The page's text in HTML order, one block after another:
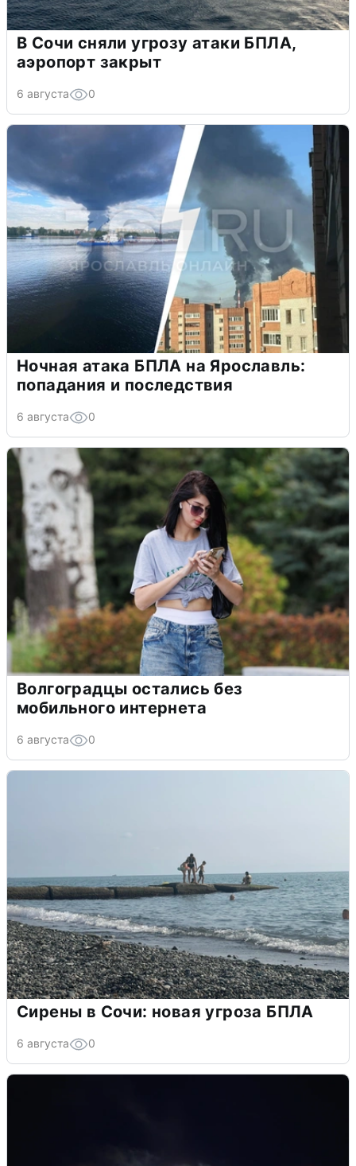
В Сочи сняли угрозу атаки БПЛА,
аэропорт закрыт
6 августа 0
Ночная атака БПЛА на Ярославль:
попадания и последствия
6 августа 0
Волгоградцы остались без
мобильного интернета
6 августа 0
Сирены в Сочи: новая угроза БПЛА
6 августа 0